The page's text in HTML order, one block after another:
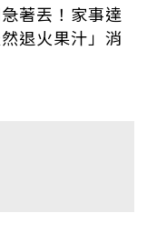
著丟！家事達
退火果汁」消